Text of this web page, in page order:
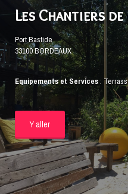
Les Chantiers
Port Bastide
33100 BORDEAUX
Equipements et Services:
Y aller